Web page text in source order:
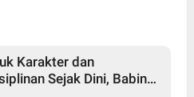
Karakter dan
Sejak Dini, Babinsa